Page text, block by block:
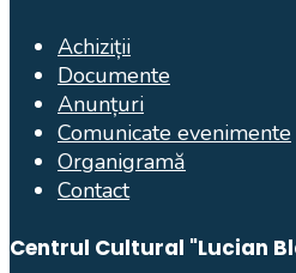
Achiziții
Documente
Anunțuri
Comunicate evenimente
Organigramă
Contact
Centrul Cultural "Lucian